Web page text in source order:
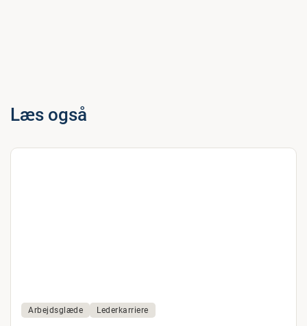
Læs også
Arbejdsglæde Lederkarriere